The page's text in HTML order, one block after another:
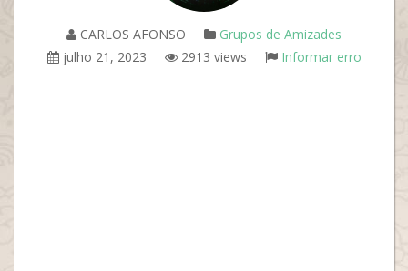
CARLOS AFONSO
Grupos de Amizades
julho 21, 2023
2913 views Informar erro